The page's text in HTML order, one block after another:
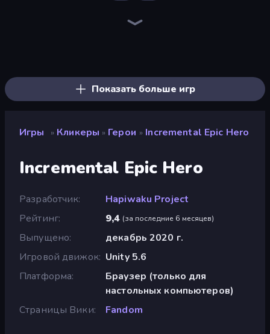
Показать больше игр
Игры » Кликеры » Герои » Incremental Epic Hero
Incremental Epic Hero
Разработчик
Hapiwaku Project
Рейтинг
9,4 (за последние 6 месяцев)
Выпущено
декабрь 2020 г.
Игровой движок Unity 5.6
Платформа
Браузер (только для
настольных компьютеров)
Страницы Вики
Fandom